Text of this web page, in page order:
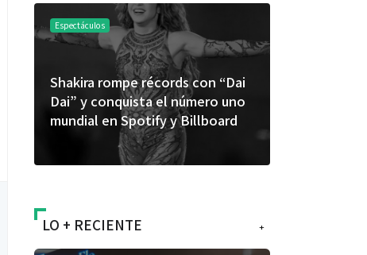
Espectáculos
Shakira rompe récords con “Dai
Dai” y conquista el número uno
mundial en Spotify y Billboard
+
LO + RECIENTE